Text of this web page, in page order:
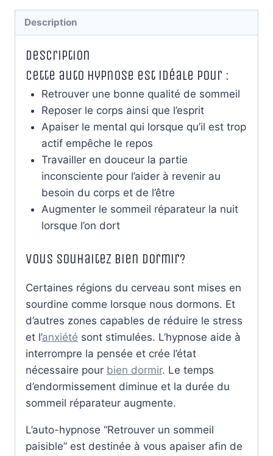
Description
Description
Cette auto hypnose est idéale pour :
Retrouver une bonne qualité de sommeil
Reposer le corps ainsi que l’esprit
Apaiser le mental qui lorsque qu’il est trop
actif empêche le repos
Travailler en douceur la partie
inconsciente pour l’aider à revenir au
besoin du corps et de l’être
Augmenter le sommeil réparateur la nuit
lorsque l’on dort
Vous souhaitez bien dormir?
Certaines régions du cerveau sont mises en
sourdine comme lorsque nous dormons. Et
d’autres zones capables de réduire le stress
et l’anxiété sont stimulées. L’hypnose aide à
interrompre la pensée et crée l’état
nécessaire pour bien dormir. Le temps
d’endormissement diminue et la durée du
sommeil réparateur augmente.
L’auto-hypnose “Retrouver un sommeil
paisible” est destinée à vous apaiser afin de